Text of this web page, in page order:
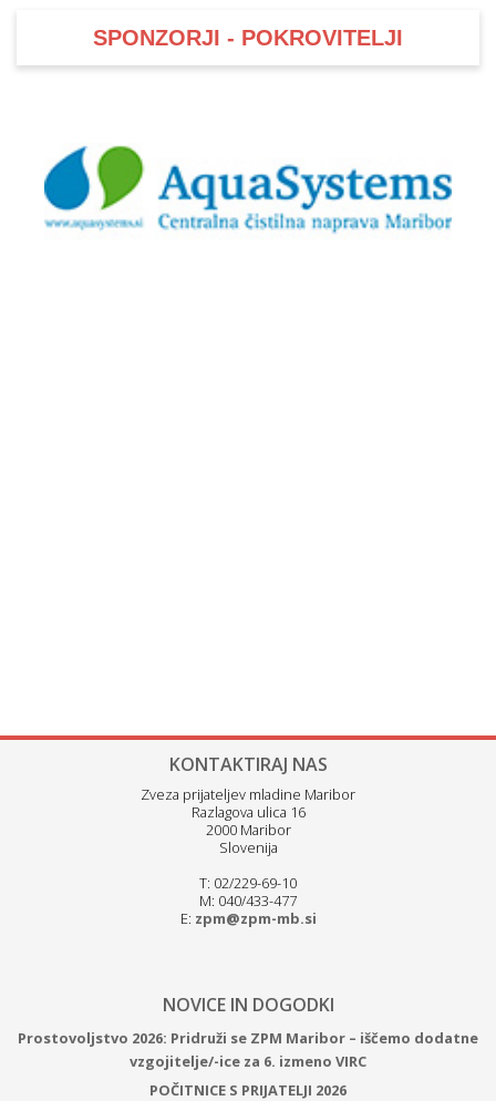
SPONZORJI - POKROVITELJI
KONTAKTIRAJ NAS
Zveza prijateljev mladine Maribor
Razlagova ulica 16
2000 Maribor
Slovenija
T: 02/229-69-10
M: 040/433-477
E: zpm@zpm-mb.si
NOVICE IN DOGODKI
Prostovoljstvo 2026: Pridruži se ZPM Maribor – iščemo dodatne
vzgojitelje/-ice za 6. izmeno VIRC
POČITNICE S PRIJATELJI 2026